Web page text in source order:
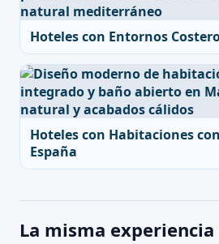
Hoteles con Entornos
Hoteles con Habitaciones
España
La misma